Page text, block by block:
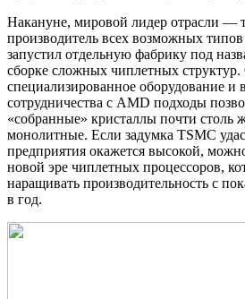
Накануне, мировой лидер отрасли —
производитель всех возможных
запустил отдельную фабрику под
сборке сложных чиплетных
специализированное оборудование и
сотрудничества с AMD подходы
«собранные» кристаллы почти столь
монолитные. Если задумка TSMC
предприятия окажется высокой,
новой эре чиплетных процессоров,
наращивать производительность с
в год.